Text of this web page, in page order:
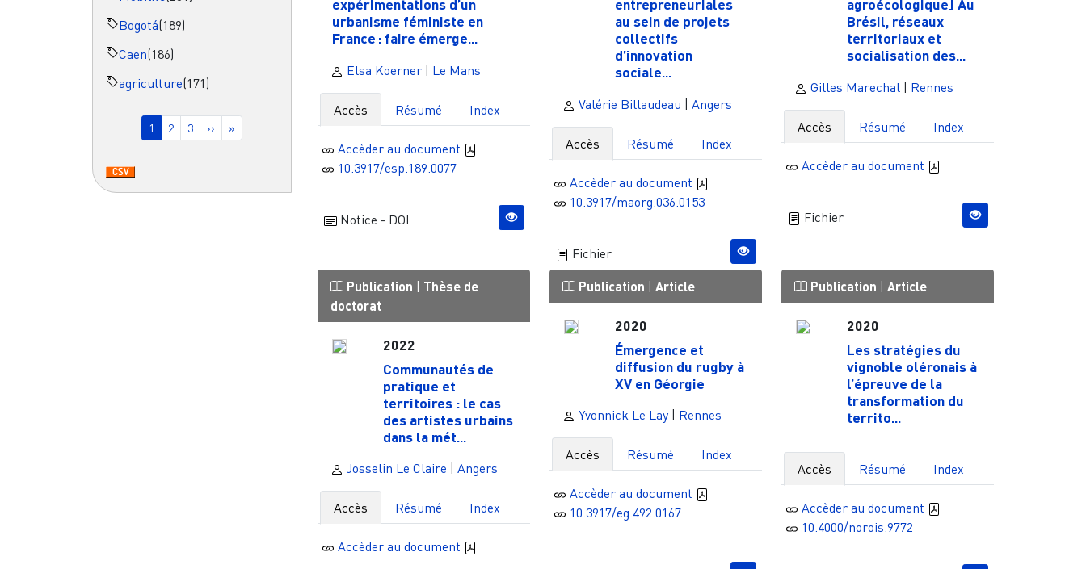
Bogotá(189)
Caen(186)
agriculture(171)
Pagination
Page courante
1 Page
2 Page
3 Page suivante
›› Dernière page
»
expérimentations d’un
urbanisme féministe en
France : faire émerge...
Elsa Koerner Le Mans
Accès Résumé Index
Accèder au document
10.3917/esp.189.0077
Notice - DOI
entrepreneuriales
au sein de projets
collectifs
d’innovation
sociale...
Valérie Billaudeau Angers
Accès Résumé Index
Accèder au document
10.3917/maorg.036.0153
Fichier
agroécologique] Au
Brésil, réseaux
territoriaux et
socialisation des...
Gilles Marechal| Rennes
Accès Résumé Index
Accèder au document
Fichier
Publication
Thèse de
doctorat
2022
Communautés de
pratique et
territoires : le cas
des artistes urbains
dans la mét...
Josselin Le Claire Angers
Accès Résumé Index
Accèder au document
Publication Article
2020
Émergence et
diffusion du rugby à
XV en Géorgie
Yvonnick Le Lay| Rennes
Accès Résumé Index
Accèder au document
10.3917/eg.492.0167
Publication Article
2020
Les stratégies du
vignoble oléronais à
l’épreuve de la
transformation du
territo...
Accès Résumé Index
Accèder au document
10.4000/norois.9772